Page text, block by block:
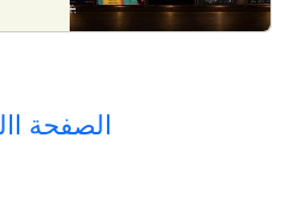
الصفحة